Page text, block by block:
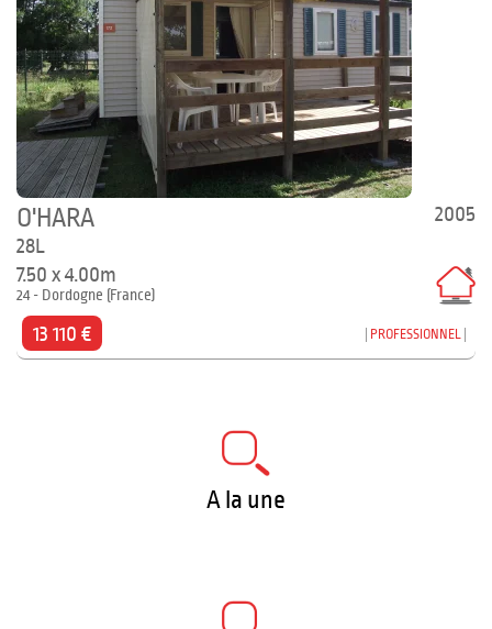
2005
O'HARA
28L
7.50 x 4.00m
24 - Dordogne (France)
13 110 € PROFESSIONNEL
A la une